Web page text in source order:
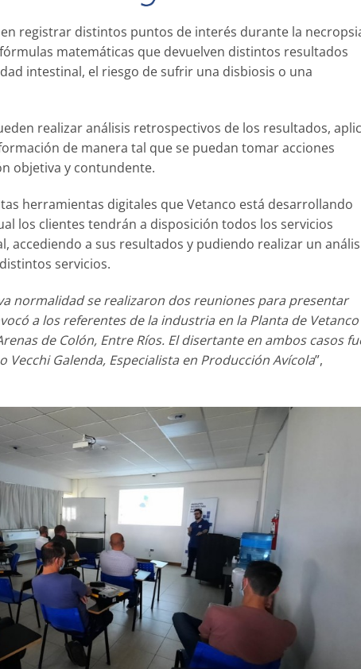
registrar distintos puntos de interés durante la
matemáticas que devuelven distintos resultados
intestinal, el riesgo de sufrir una disbiosis o una
realizar análisis retrospectivos de los resultados,
de manera tal que se puedan tomar acciones
objetiva y contundente.
herramientas digitales que Vetanco está desarrollando
los clientes tendrán a disposición todos los servicios
accediendo a sus resultados y pudiendo realizar un
servicios.
normalidad se realizaron dos reuniones para presentar
a los referentes de la industria en la Planta de
de Colón, Entre Ríos. El disertante en ambos casos
Vecchi Galenda, Especialista en Producción Avícola”,